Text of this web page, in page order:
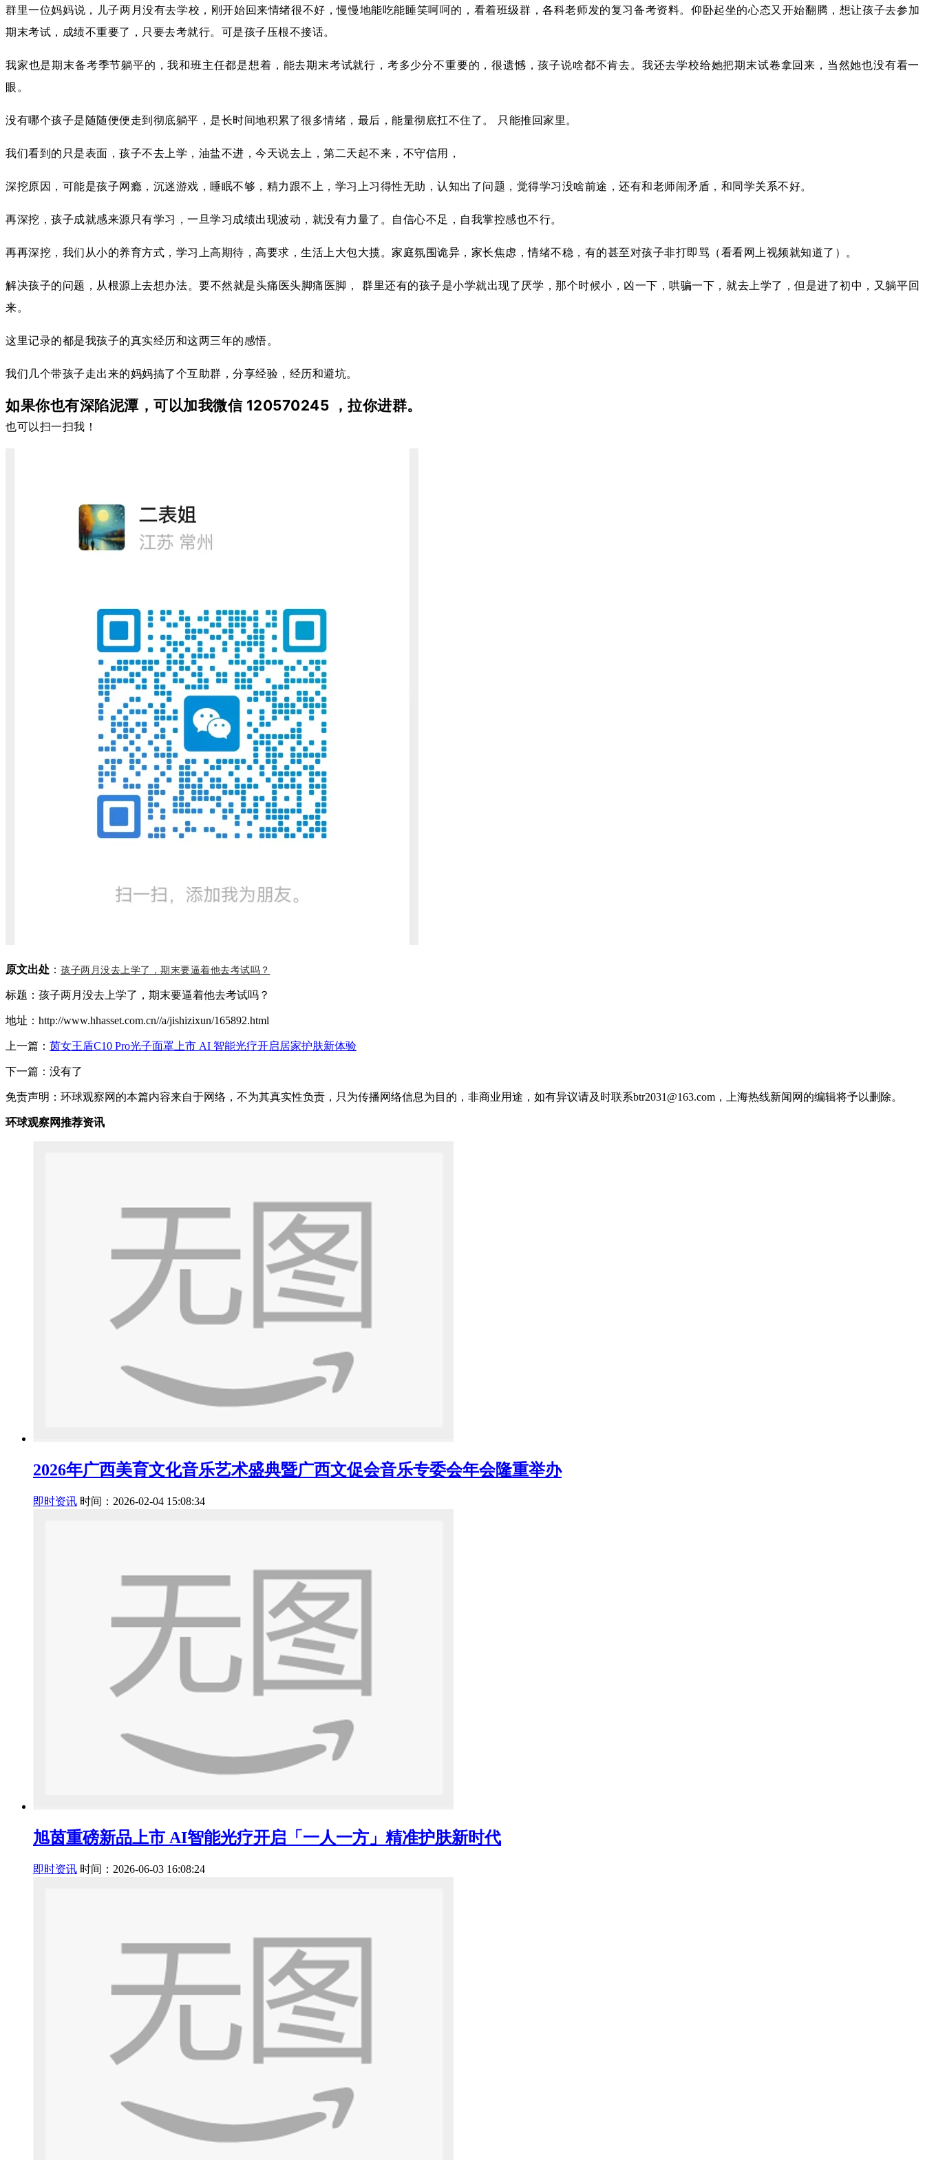
群里一位妈妈说，儿子两月没有去学校，刚开始回来情绪很不好，慢慢地能吃能睡笑呵呵的，看着班级群，各科老师发的复习备考资料。仰卧起坐的心态又开始翻腾，想让孩子去参加
期末考试，成绩不重要了，只要去考就行。可是孩子压根不接话。
我家也是期末备考季节躺平的，我和班主任都是想着，能去期末考试就行，考多少分不重要的，很遗憾，孩子说啥都不肯去。我还去学校给她把期末试卷拿回来，当然她也没有看一
眼。
没有哪个孩子是随随便便走到彻底躺平，是长时间地积累了很多情绪，最后，能量彻底扛不住了。 只能推回家里。
我们看到的只是表面，孩子不去上学，油盐不进，今天说去上，第二天起不来，不守信用，
深挖原因，可能是孩子网瘾，沉迷游戏，睡眠不够，精力跟不上，学习上习得性无助，认知出了问题，觉得学习没啥前途，还有和老师闹矛盾，和同学关系不好。
再深挖，孩子成就感来源只有学习，一旦学习成绩出现波动，就没有力量了。自信心不足，自我掌控感也不行。
再再深挖，我们从小的养育方式，学习上高期待，高要求，生活上大包大揽。家庭氛围诡异，家长焦虑，情绪不稳，有的甚至对孩子非打即骂（看看网上视频就知道了）。
解决孩子的问题，从根源上去想办法。要不然就是头痛医头脚痛医脚， 群里还有的孩子是小学就出现了厌学，那个时候小，凶一下，哄骗一下，就去上学了，但是进了初中，又躺平回
来。
这里记录的都是我孩子的真实经历和这两三年的感悟。
我们几个带孩子走出来的妈妈搞了个互助群，分享经验，经历和避坑。
如果你也有深陷泥潭，可以加我微信 120570245 ，拉你进群。
也可以扫一扫我！
原文出处 ： 孩子两月没去上学了，期末要逼着他去考试吗？
标题：孩子两月没去上学了，期末要逼着他去考试吗？
地址：http://www.hhasset.com.cn//a/jishizixun/165892.html
上一篇： 茵女王盾C10 Pro光子面罩上市 AI 智能光疗开启居家护肤新体验
下一篇：没有了
免责声明：环球观察网的本篇内容来自于网络，不为其真实性负责，只为传播网络信息为目的，非商业用途，如有异议请及时联系btr2031@163.com，上海热线新闻网的编辑将予以删除。
环球观察网推荐资讯
2026年广西美育文化音乐艺术盛典暨广西文促会音乐专委会年会隆重举办
即时资讯 时间：2026-02-04 15:08:34
旭茵重磅新品上市 AI智能光疗开启「一人一方」精准护肤新时代
即时资讯 时间：2026-06-03 16:08:24